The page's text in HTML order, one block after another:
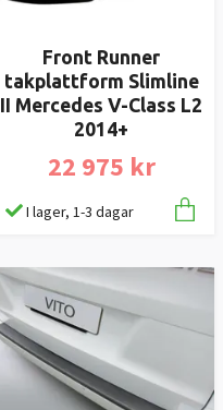
Front Runner
takplattform Slimline
II Mercedes V-Class L2
2014+
22 975 kr
I lager, 1-3 dagar